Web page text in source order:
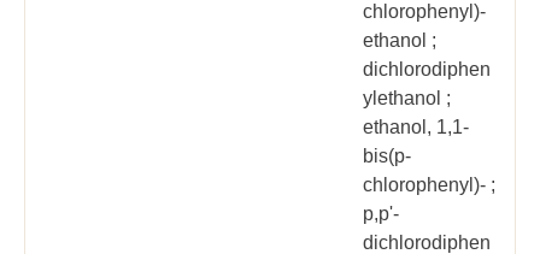
chlorophenyl)-
ethanol ;
dichlorodiphen
ylethanol ;
ethanol, 1,1-
bis(p-
chlorophenyl)- ;
p,p'-
dichlorodiphen